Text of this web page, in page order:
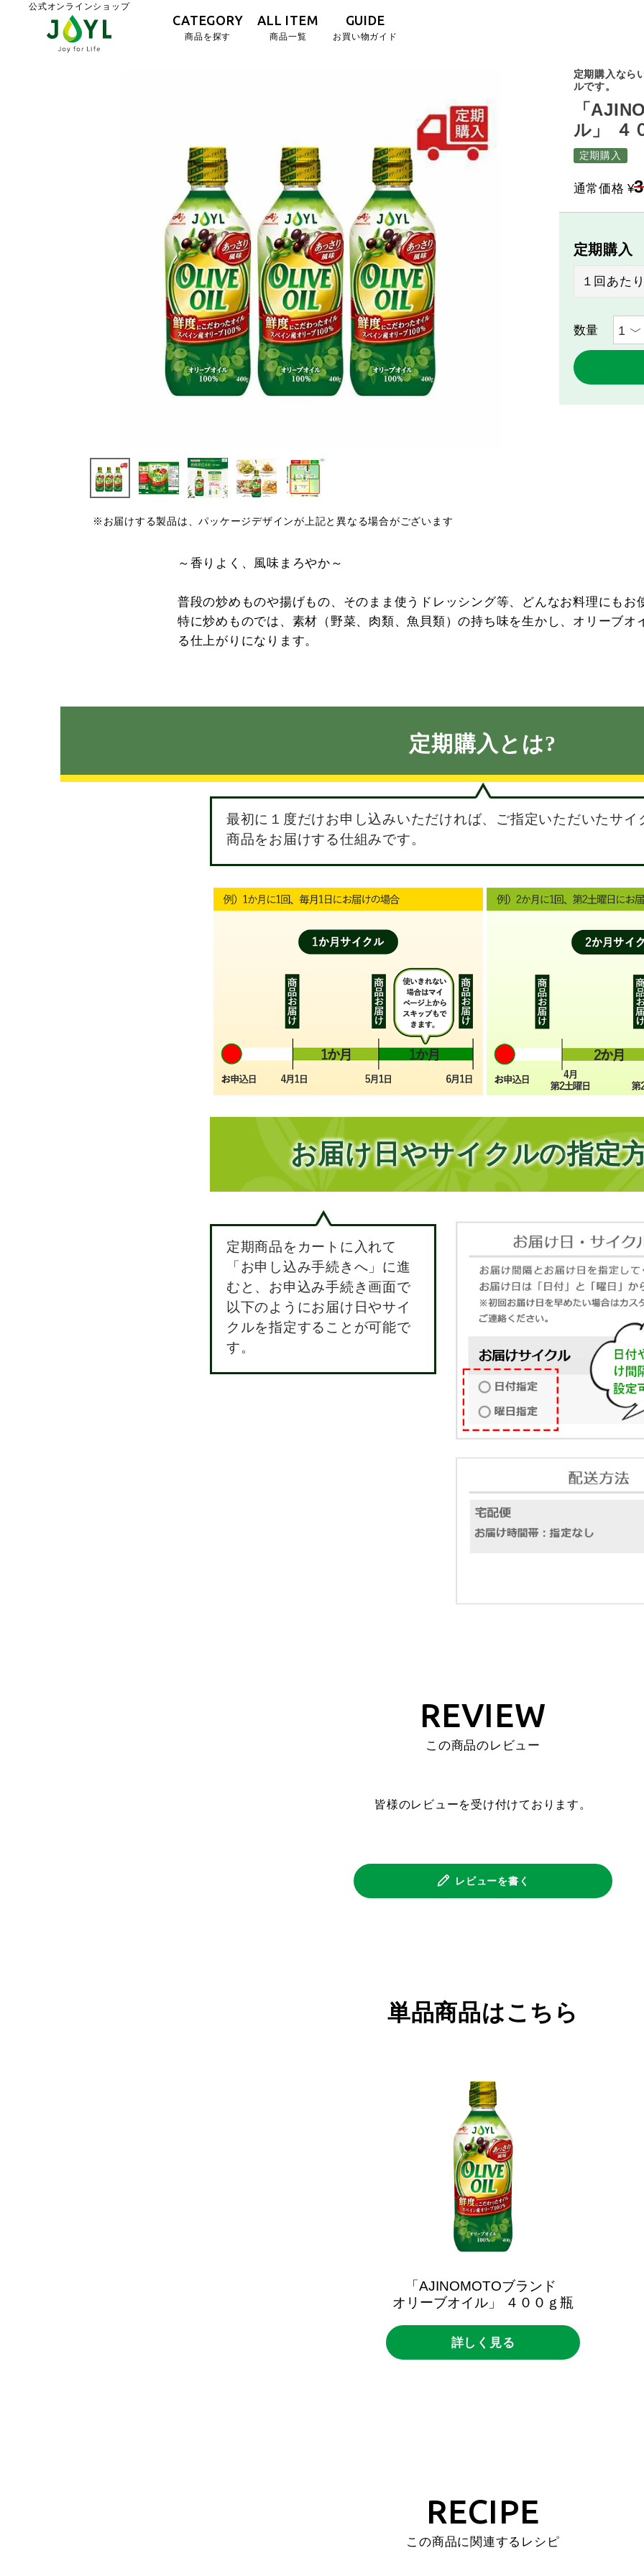
公式オンラインショップ
CATEGORY
商品を探す
ALL ITEM
商品一覧
GUIDE
お買い物ガイド
※お届けする製品は、パッケージデザインが上記と異なる場合がございます
定期購入なら
ルです。
「
ル」 ４
定期購入
通常価格 ¥
定期購入
１回あた
～香りよく、風味まろやか～
普段の炒めものや揚げもの、そのまま使うドレッシング等、どんなお料理にもお
特に炒めものでは、素材（野菜、肉類、魚貝類）の持ち味を生かし、オリーブオ
る仕上がりになります。
定期購入とは?
最初に１度だけお申し込みいただければ、ご指定いただいたサイ
商品をお届けする仕組みです。
お届け日やサイクルの指定
定期商品をカートに入れて
「お申し込み手続きへ」に進
むと、お申込み手続き画面で
以下のようにお届け日やサイ
クルを指定することが可能で
す。
REVIEW
この商品のレビュー
皆様のレビューを受け付けております。
レビューを書く
単品商品はこちら
「AJINOMOTOブランド
オリーブオイル」
４００ｇ瓶
詳しく見る
RECIPE
この商品に関連するレシピ